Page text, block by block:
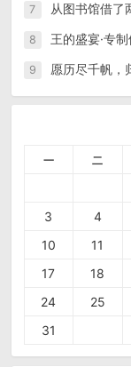
7 从图书馆借了
8 王的盛宴·专
9 愿历尽千帆，
一 二
3
4
10
11
17
18
24
25
31